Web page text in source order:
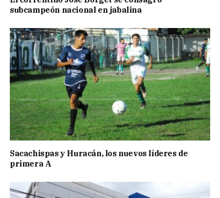
subcampeón nacional en jabalina
Sacachispas y Huracán, los nuevos líderes de
primera A